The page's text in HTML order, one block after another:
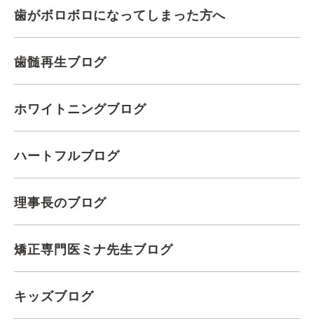
歯がボロボロになってしまった方へ
歯髄再生ブログ
ホワイトニングブログ
ハートフルブログ
理事長のブログ
矯正専門医ミナ先生ブログ
キッズブログ